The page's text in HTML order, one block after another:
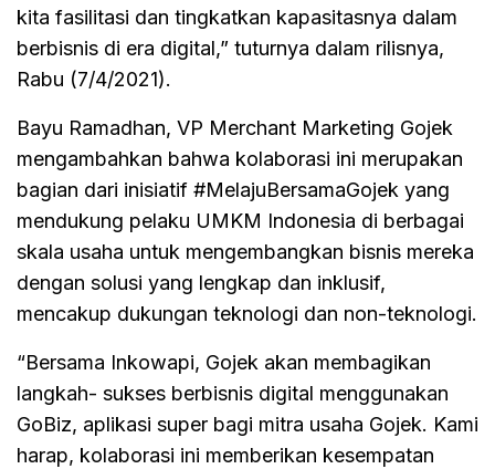
kita fasilitasi dan tingkatkan kapasitasnya dalam
berbisnis di era digital,” tuturnya dalam rilisnya,
Rabu (7/4/2021).
Bayu Ramadhan, VP Merchant Marketing Gojek
mengambahkan bahwa kolaborasi ini merupakan
bagian dari inisiatif #MelajuBersamaGojek yang
mendukung pelaku UMKM Indonesia di berbagai
skala usaha untuk mengembangkan bisnis mereka
dengan solusi yang lengkap dan inklusif,
mencakup dukungan teknologi dan non-teknologi.
“Bersama Inkowapi, Gojek akan membagikan
langkah- sukses berbisnis digital menggunakan
GoBiz, aplikasi super bagi mitra usaha Gojek. Kami
harap, kolaborasi ini memberikan kesempatan